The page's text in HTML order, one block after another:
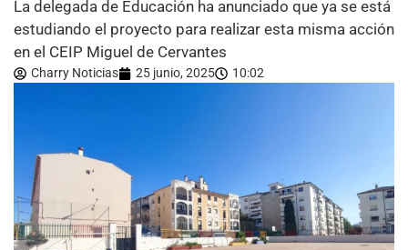
La delegada de Educación ha anunciado que ya se está
estudiando el proyecto para realizar esta misma acción
en el CEIP Miguel de Cervantes
Charry Noticias 25 junio, 2025 10:02